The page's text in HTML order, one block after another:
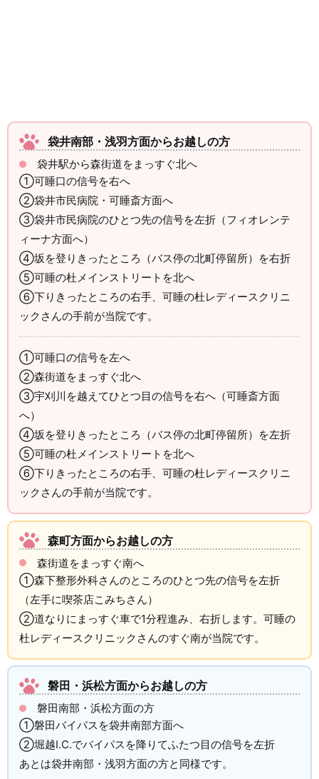
袋井南部・浅羽方面からお越しの方
袋井駅から森街道をまっすぐ北へ
①可睡口の信号を右へ
②袋井市民病院・可睡斎方面へ
③袋井市民病院のひとつ先の信号を左折（フィオレンテ
ィーナ方面へ）
④坂を登りきったところ（バス停の北町停留所）を右折
⑤可睡の杜メインストリートを北へ
⑥下りきったところの右手、可睡の杜レディースクリニ
ックさんの手前が当院です。
①可睡口の信号を左へ
②森街道をまっすぐ北へ
③宇刈川を越えてひとつ目の信号を右へ（可睡斎方面
へ）
④坂を登りきったところ（バス停の北町停留所）を左折
⑤可睡の杜メインストリートを北へ
⑥下りきったところの右手、可睡の杜レディースクリニ
ックさんの手前が当院です。
森町方面からお越しの方
森街道をまっすぐ南へ
①森下整形外科さんのところのひとつ先の信号を左折
（左手に喫茶店こみちさん）
②道なりにまっすぐ車で1分程進み、右折します。可睡の
杜レディースクリニックさんのすぐ南が当院です。
磐田・浜松方面からお越しの方
磐田南部・浜松方面の方
①磐田バイパスを袋井南部方面へ
②堀越I.C.でバイパスを降りてふたつ目の信号を左折
あとは袋井南部・浅羽方面の方と同様です。